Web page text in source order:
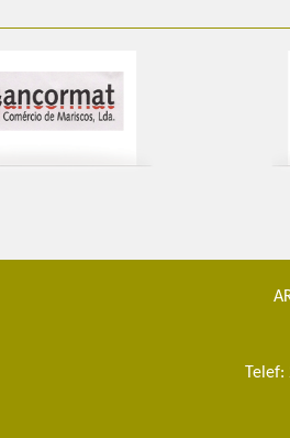
Telef: